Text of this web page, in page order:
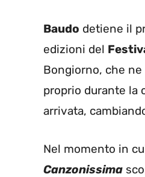
Baudo detiene il
edizioni del
Bongiorno, che ne
proprio durante la
arrivata,
Nel momento in
Canzonissima